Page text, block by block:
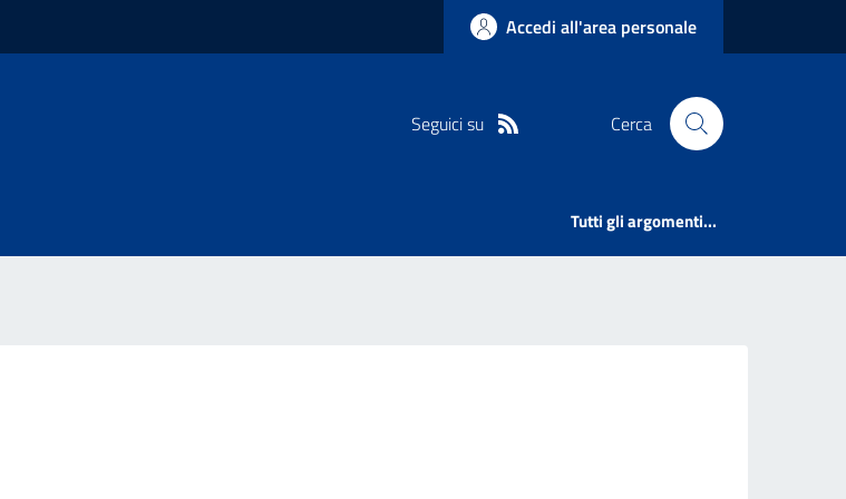
Accedi all'area personale
Seguici su Cerca
Tutti gli argomenti...